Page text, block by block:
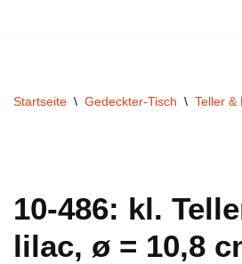
Startseite \ Gedeckter-Tisch \ Teller &
10-486: kl.
lilac, ø = 10,8